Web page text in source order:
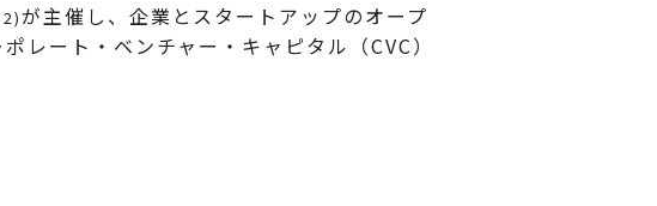
が主催し、企業とスタートアップのオープ
レート・ベンチャー・キャピタル（CVC）